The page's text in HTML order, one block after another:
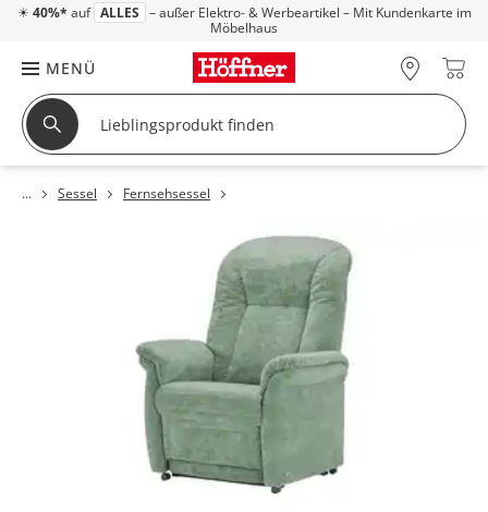
☀ 40%* auf ALLES – außer Elektro- & Werbeartikel – Mit Kundenkarte im
Möbelhaus
MENÜ
Sessel Fernsehsessel